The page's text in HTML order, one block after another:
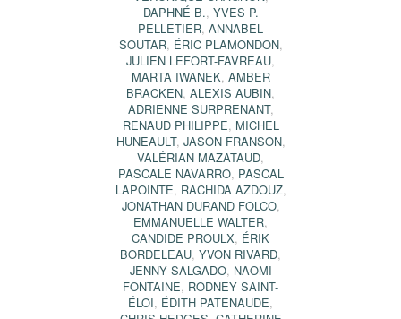
DAPHNÉ B., YVES P.
PELLETIER, ANNABEL
SOUTAR, ÉRIC PLAMONDON,
JULIEN LEFORT-FAVREAU,
MARTA IWANEK, AMBER
BRACKEN, ALEXIS AUBIN,
ADRIENNE SURPRENANT,
RENAUD PHILIPPE, MICHEL
HUNEAULT, JASON FRANSON,
VALÉRIAN MAZATAUD,
PASCALE NAVARRO, PASCAL
LAPOINTE, RACHIDA AZDOUZ,
JONATHAN DURAND FOLCO,
EMMANUELLE WALTER,
CANDIDE PROULX, ÉRIK
BORDELEAU, YVON RIVARD,
JENNY SALGADO, NAOMI
FONTAINE, RODNEY SAINT-
ÉLOI, ÉDITH PATENAUDE,